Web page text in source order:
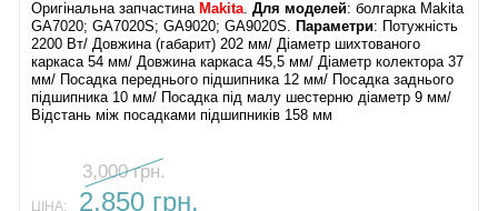
Оригінальна запчастина Makita .Для моделей: болгарка Makita
GA7020; GA7020S; GA9020; GA9020S.
Параметри: Потужність
2200 Вт/ Довжина (габарит) 202 мм/ Діаметр шихтованого
каркаса 54 мм/ Довжина каркаса 45,5 мм/ Діаметр колектора 37
мм/ Посадка переднього підшипника 12 мм/ Посадка заднього
підшипника 10 мм/ Посадка під малу шестерню діаметр 9 мм/
Відстань між посадками підшипників 158 мм
3,000 грн.
ЦІНА: 2,850 грн.